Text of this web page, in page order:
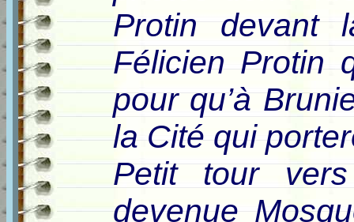
Protin devant
Félicien Protin
pour qu’à
la Cité qui
Petit tour vers
devenue